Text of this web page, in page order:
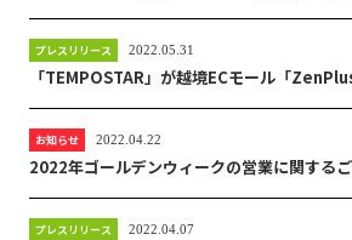
プレスリリース 2022.05.31
「TEMPOSTAR」が越境ECモール「
お知らせ 2022.04.22
2022年ゴールデンウィークの営業に関する
プレスリリース 2022.04.07